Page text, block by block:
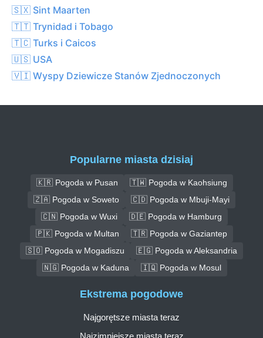
🇸🇽 Sint Maarten
🇹🇹 Trynidad i Tobago
🇹🇨 Turks i Caicos
🇺🇸 USA
🇻🇮 Wyspy Dziewicze Stanów Zjednoczonych
Popularne miasta dzisiaj
🇰🇷 Pogoda w Pusan
🇹🇼 Pogoda w Kaohsiung
🇿🇦 Pogoda w Soweto
🇨🇩 Pogoda w Mbuji-Mayi
🇨🇳 Pogoda w Wuxi
🇩🇪 Pogoda w Hamburg
🇵🇰 Pogoda w Multan
🇹🇷 Pogoda w Gaziantep
🇸🇴 Pogoda w Mogadiszu
🇪🇬 Pogoda w Aleksandria
🇳🇬 Pogoda w Kaduna
🇮🇶 Pogoda w Mosul
Ekstrema pogodowe
Najgorętsze miasta teraz